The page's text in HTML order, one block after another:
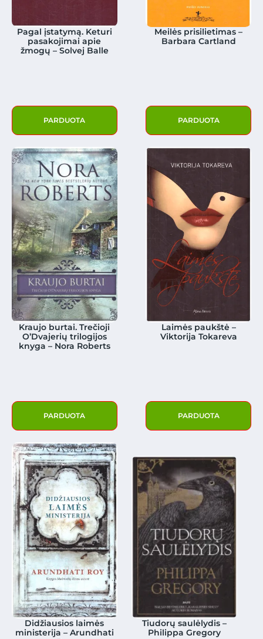
Pagal įstatymą. Keturi
pasakojimai apie
žmogų – Solvej Balle
PARDUOTA
Meilės prisilietimas –
Barbara Cartland
PARDUOTA
Kraujo burtai. Trečioji
O’Dvajerių trilogijos
knyga – Nora Roberts
PARDUOTA
Laimės paukštė –
Viktorija Tokareva
PARDUOTA
Didžiausios laimės
ministerija – Arundhati
Tiudorų saulėlydis –
Philippa Gregory